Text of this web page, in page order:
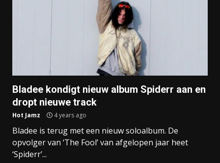
Bladee kondigt nieuw album Spiderr aan en
dropt nieuwe track
Hot Jamz 4 years ago
Bladee is terug met een nieuw soloalbum. De
opvolger van ‘The Fool’ van afgelopen jaar heet
‘Spiderr’...